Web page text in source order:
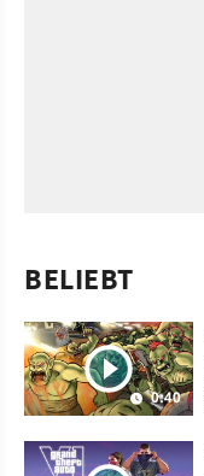
BELIEBT
0:40